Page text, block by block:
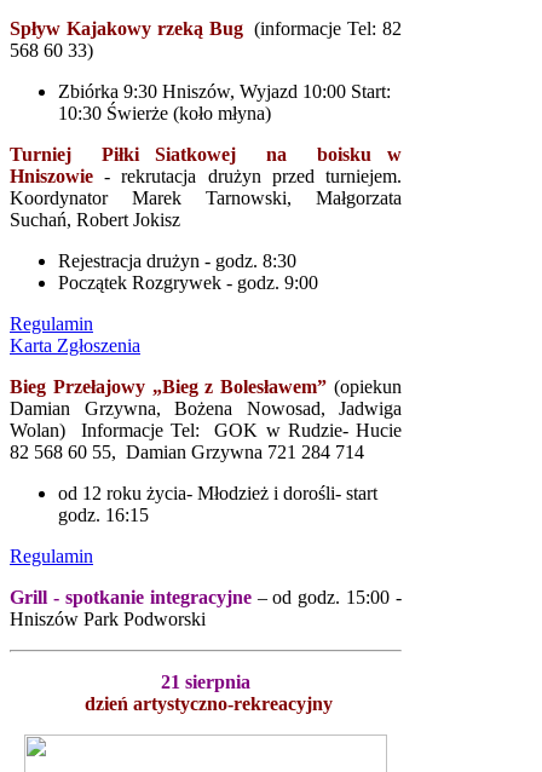
Spływ Kajakowy rzeką Bug(informacje Tel: 82
568 60 33)
Zbiórka 9:30 Hniszów, Wyjazd 10:00 Start:
10:30 Świerże (koło młyna)
Turniej Piłki Siatkowej na boisku w
Hniszowie - rekrutacja drużyn przed turniejem.
Koordynator Marek Tarnowski, Małgorzata
Suchań, Robert Jokisz
Rejestracja drużyn - godz. 8:30
Początek Rozgrywek - godz. 9:00
Regulamin
Karta Zgłoszenia
Bieg Przełajowy „Bieg z Bolesławem” (opiekun
Damian Grzywna, Bożena Nowosad, Jadwiga
Wolan) Informacje Tel: GOK w Rudzie- Hucie
82 568 60 55, Damian Grzywna 721 284 714
od 12 roku życia- Młodzież i dorośli- start
godz. 16:15
Regulamin
Grill - spotkanie integracyjne – od godz. 15:00 -
Hniszów Park Podworski
21 sierpnia
dzień artystyczno-rekreacyjny